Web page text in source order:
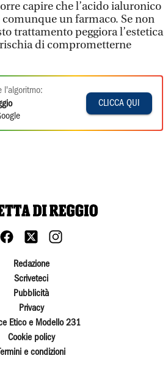
capire che l’acido ialuronico
comunque un farmaco. Se non
trattamento peggiora l’estetica
di comprometterne
l'algoritmo:
CLICCA QUI
Redazione
Scriveteci
Pubblicità
Privacy
Etico e Modello 231
Cookie policy
Termini e condizioni